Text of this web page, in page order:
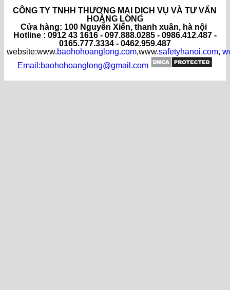
CÔNG TY TNHH THƯƠNG MẠI DỊCH VỤ VÀ TƯ VẤN
HOÀNG LONG
Cửa hàng: 100 Nguyễn Xiển, thanh xuân, hà nội
Hotline : 0912 43 1616 - 097.888.0285 - 0986.412.487 -
0165.777.3334 - 0462.959.487
website:www.baohohoanglong.com,www.safetyhanoi.com,
Email:baohohoanglong@gmail.com